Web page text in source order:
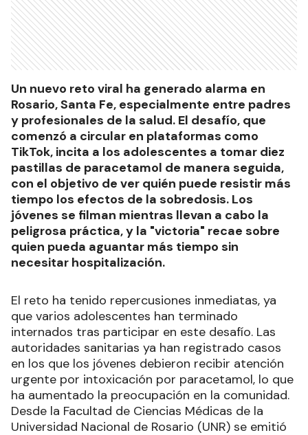
Un nuevo reto viral ha generado alarma en
Rosario, Santa Fe, especialmente entre padres
y profesionales de la salud. El desafío, que
comenzó a circular en plataformas como
TikTok, incita a los adolescentes a tomar diez
pastillas de paracetamol de manera seguida,
con el objetivo de ver quién puede resistir más
tiempo los efectos de la sobredosis. Los
jóvenes se filman mientras llevan a cabo la
peligrosa práctica, y la "victoria" recae sobre
quien pueda aguantar más tiempo sin
necesitar hospitalización.
El reto ha tenido repercusiones inmediatas, ya
que varios adolescentes han terminado
internados tras participar en este desafío. Las
autoridades sanitarias ya han registrado casos
en los que los jóvenes debieron recibir atención
urgente por intoxicación por paracetamol, lo que
ha aumentado la preocupación en la comunidad.
Desde la Facultad de Ciencias Médicas de la
Universidad Nacional de Rosario (UNR) se emitió